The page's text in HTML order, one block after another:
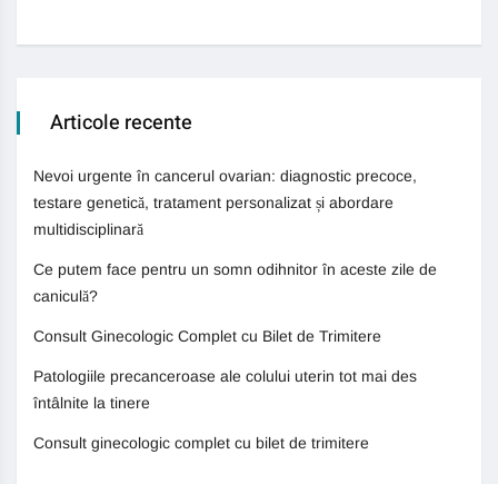
Articole recente
Nevoi urgente în cancerul ovarian: diagnostic precoce,
testare genetică, tratament personalizat și abordare
multidisciplinară
Ce putem face pentru un somn odihnitor în aceste zile de
caniculă?
Consult Ginecologic Complet cu Bilet de Trimitere
Patologiile precanceroase ale colului uterin tot mai des
întâlnite la tinere
Consult ginecologic complet cu bilet de trimitere